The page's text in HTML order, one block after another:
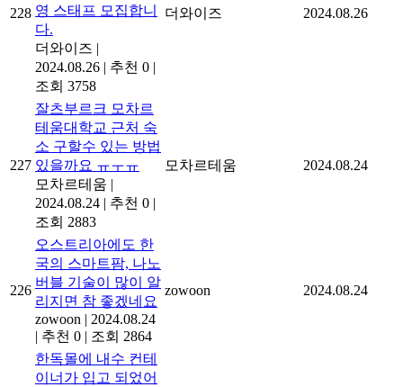
228 영 스태프 모집합니
다.
더와이즈 |
2024.08.26 | 추천 0 |
조회 3758
더와이즈 2024.08.26
227
잘츠부르크 모차르
테움대학교 근처 숙
소 구할수 있는 방법
있을까요 ㅠㅜㅠ
모차르테움 |
2024.08.24 | 추천 0 |
조회 2883
모차르테움 2024.08.24
226
오스트리아에도 한
국의 스마트팜, 나노
버블 기술이 많이 알
리지면 참 좋겠네요
zowoon | 2024.08.24
| 추천 0 | 조회 2864
zowoon 2024.08.24
한독몰에 내수 컨테
이너가 입고 되었어